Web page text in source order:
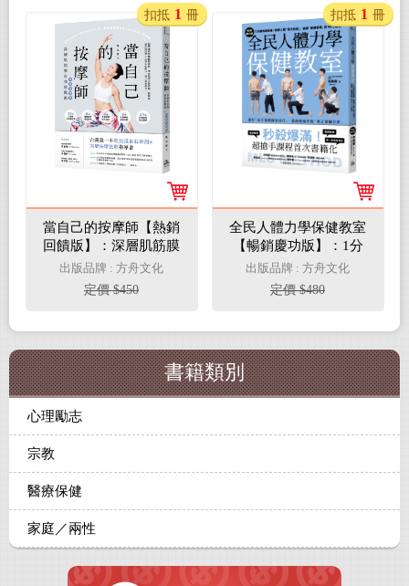
當自己的按摩師【熱銷
回饋版】：深層肌筋膜
自我放鬆術
出版品牌 : 方舟文化
定價 $450
扣抵 1 冊
全民人體力學保健教室
【暢銷慶功版】：1分
鐘快速揪痛！解讀人體
「壓力訊號」、破解
「痠痛密碼」的MLS療
出版品牌 : 方舟文化
定價 $480
扣抵 1 冊
書籍類別
心理勵志
宗教
醫療保健
家庭／兩性